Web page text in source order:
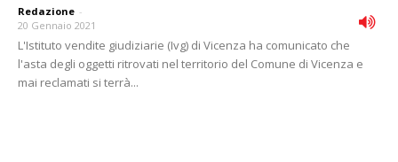
Redazione -
20 Gennaio 2021
L'Istituto vendite giudiziarie (Ivg) di Vicenza ha comunicato che
l'asta degli oggetti ritrovati nel territorio del Comune di Vicenza e
mai reclamati si terrà...